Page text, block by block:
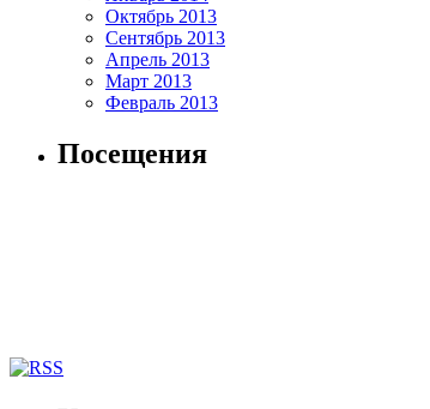
Октябрь 2013
Сентябрь 2013
Апрель 2013
Март 2013
Февраль 2013
Посещения